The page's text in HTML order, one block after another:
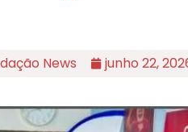
News junho 22,